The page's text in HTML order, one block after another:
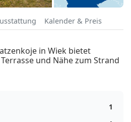
Kalender & Preis
in Wiek bietet
und Nähe zum Strand
1